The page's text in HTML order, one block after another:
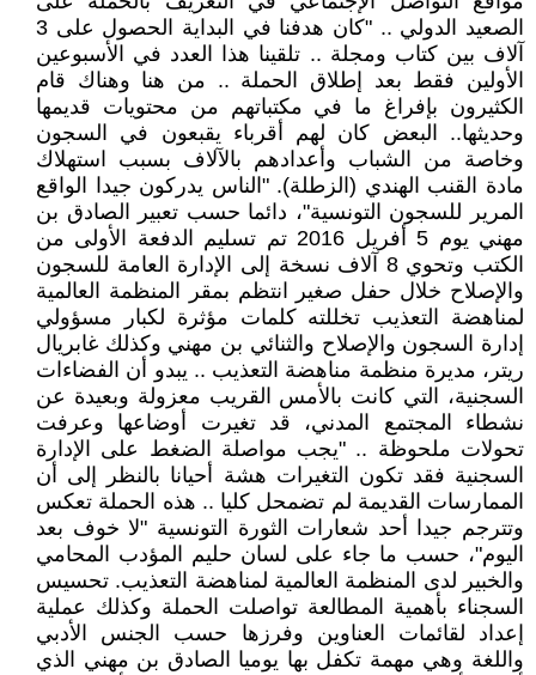
الصعيد الدولي .. "كان هدفنا في البداية الحصول على 3
آلاف بين كتاب ومجلة .. تلقينا هذا العدد في الأسبوعين
الأولين فقط بعد إطلاق الحملة .. من هنا وهناك قام
الكثيرون بإفراغ ما في مكتباتهم من محتويات قديمها
وحديثها.. البعض كان لهم أقرباء يقبعون في السجون
وخاصة من الشباب وأعدادهم بالآلاف بسبب استهلاك
مادة القنب الهندي (الزطلة). "الناس يدركون جيدا الواقع
المرير للسجون التونسية"، دائما حسب تعبير الصادق بن
مهني يوم 5 أفريل 2016 تم تسليم الدفعة الأولى من
الكتب وتحوي 8 آلاف نسخة إلى الإدارة العامة للسجون
والإصلاح خلال حفل صغير انتظم بمقر المنظمة العالمية
لمناهضة التعذيب تخللته كلمات مؤثرة لكبار مسؤولي
إدارة السجون والإصلاح والثنائي بن مهني وكذلك غابريال
ريتر، مديرة منظمة مناهضة التعذيب .. يبدو أن الفضاءات
السجنية، التي كانت بالأمس القريب معزولة وبعيدة عن
نشطاء المجتمع المدني، قد تغيرت أوضاعها وعرفت
تحولات ملحوظة .. "يجب مواصلة الضغط على الإدارة
السجنية فقد تكون التغيرات هشة أحيانا بالنظر إلى أن
الممارسات القديمة لم تضمحل كليا .. هذه الحملة تعكس
وتترجم جيدا أحد شعارات الثورة التونسية "لا خوف بعد
اليوم"، حسب ما جاء على لسان حليم المؤدب المحامي
والخبير لدى المنظمة العالمية لمناهضة التعذيب. تحسيس
السجناء بأهمية المطالعة تواصلت الحملة وكذلك عملية
إعداد لقائمات العناوين وفرزها حسب الجنس الأدبي
واللغة وهي مهمة تكفل بها يوميا الصادق بن مهني الذي